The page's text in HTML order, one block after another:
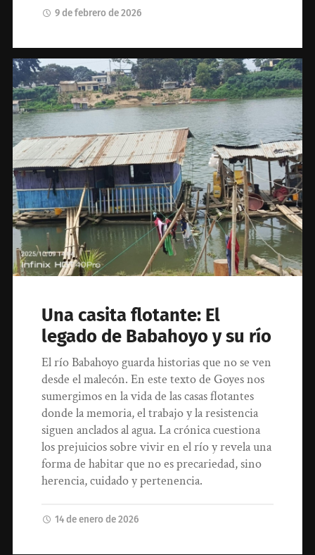
9 de febrero de 2026
Una casita flotante: El
legado de Babahoyo y su río
El río Babahoyo guarda historias que no se ven
desde el malecón. En este texto de Goyes nos
sumergimos en la vida de las casas flotantes
donde la memoria, el trabajo y la resistencia
siguen anclados al agua. La crónica cuestiona
los prejuicios sobre vivir en el río y revela una
forma de habitar que no es precariedad, sino
herencia, cuidado y pertenencia.
14 de enero de 2026